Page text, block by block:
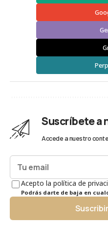
Suscríbete a
Accede a nuestro
Acepto la política de
Podrás darte de baja en